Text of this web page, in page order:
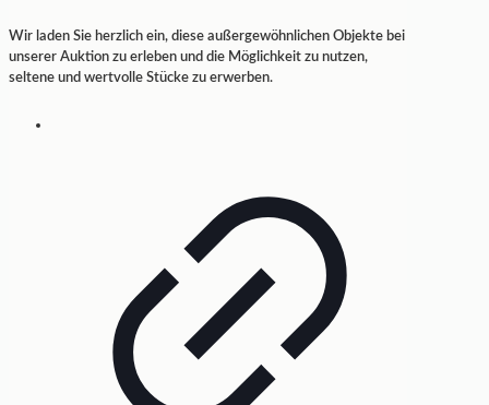
Wir laden Sie herzlich ein, diese außergewöhnlichen Objekte bei
unserer Auktion zu erleben und die Möglichkeit zu nutzen,
seltene und wertvolle Stücke zu erwerben.